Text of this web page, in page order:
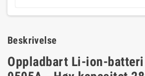
Beskrivelse
Oppladbart Li-ion-